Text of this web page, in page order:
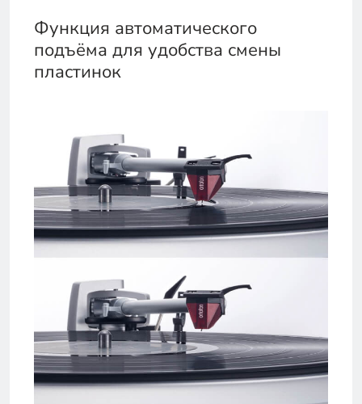
Функция автоматического
подъёма для удобства смены
пластинок